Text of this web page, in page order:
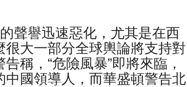
聲譽迅速惡化，尤其是在西
大一部分全球輿論將支持對
稱，“危險風暴”即將來臨，
國領導人，而華盛頓警告北